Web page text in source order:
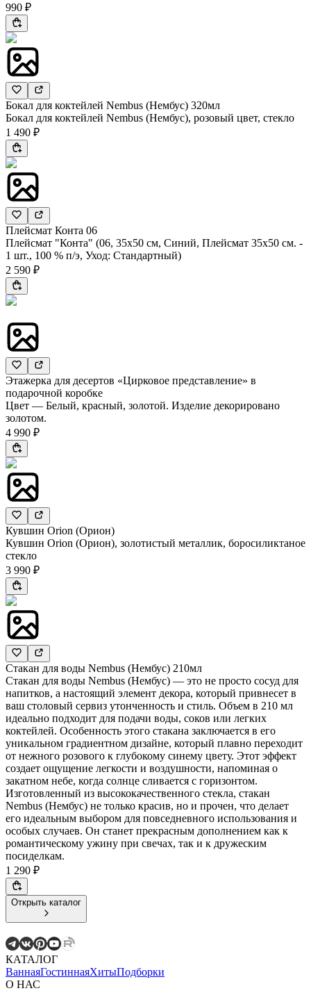
990 ₽
Бокал для коктейлей Nembus (Нембус) 320мл
Бокал для коктейлей Nembus (Нембус), розовый цвет, стекло
1 490 ₽
Плейсмат Конта 06
Плейсмат "Конта" (06, 35х50 см, Синий, Плейсмат 35х50 см. -
1 шт., 100 % п/э, Уход: Стандартный)
2 590 ₽
Этажерка для десертов «Цирковое представление» в
подарочной коробке
Цвет — Белый, красный, золотой. Изделие декорировано
золотом.
4 990 ₽
Кувшин Orion (Орион)
Кувшин Orion (Орион), золотистый металлик, боросиликтаное
стекло
3 990 ₽
Стакан для воды Nembus (Нембус) 210мл
Стакан для воды Nembus (Нембус) — это не просто сосуд для
напитков, а настоящий элемент декора, который привнесет в
ваш столовый сервиз утонченность и стиль. Объем в 210 мл
идеально подходит для подачи воды, соков или легких
коктейлей. Особенность этого стакана заключается в его
уникальном градиентном дизайне, который плавно переходит
от нежного розового к глубокому синему цвету. Этот эффект
создает ощущение легкости и воздушности, напоминая о
закатном небе, когда солнце сливается с горизонтом.
Изготовленный из высококачественного стекла, стакан
Nembus (Нембус) не только красив, но и прочен, что делает
его идеальным выбором для повседневного использования и
особых случаев. Он станет прекрасным дополнением как к
романтическому ужину при свечах, так и к дружеским
посиделкам.
1 290 ₽
Открыть каталог
КАТАЛОГ
ВаннаяГостиннаяХитыПодборки
О НАС